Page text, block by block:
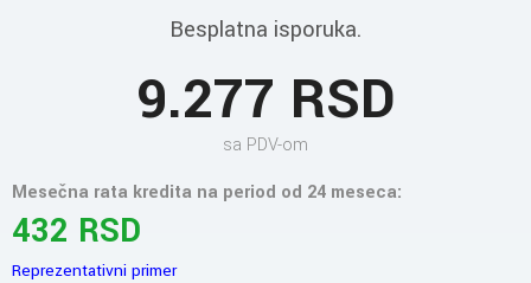
Besplatna isporuka.
9.277 RSD
sa PDV-om
Mesečna rata kredita na period od 24 meseca:
432 RSD
Reprezentativni primer